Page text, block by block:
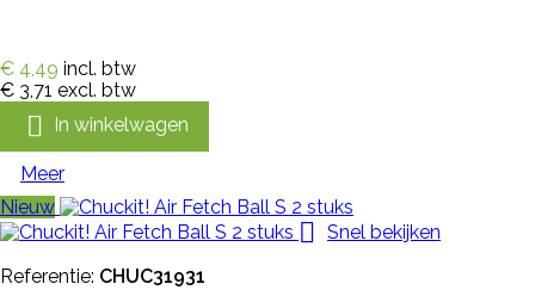
€ 4,49 incl. btw
€ 3,71 excl. btw
 In winkelwagen
Meer
Nieuw

Snel bekijken
Referentie: CHUC31931